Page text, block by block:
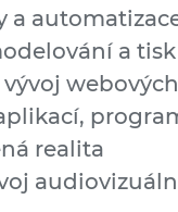
a
a tisk
realita